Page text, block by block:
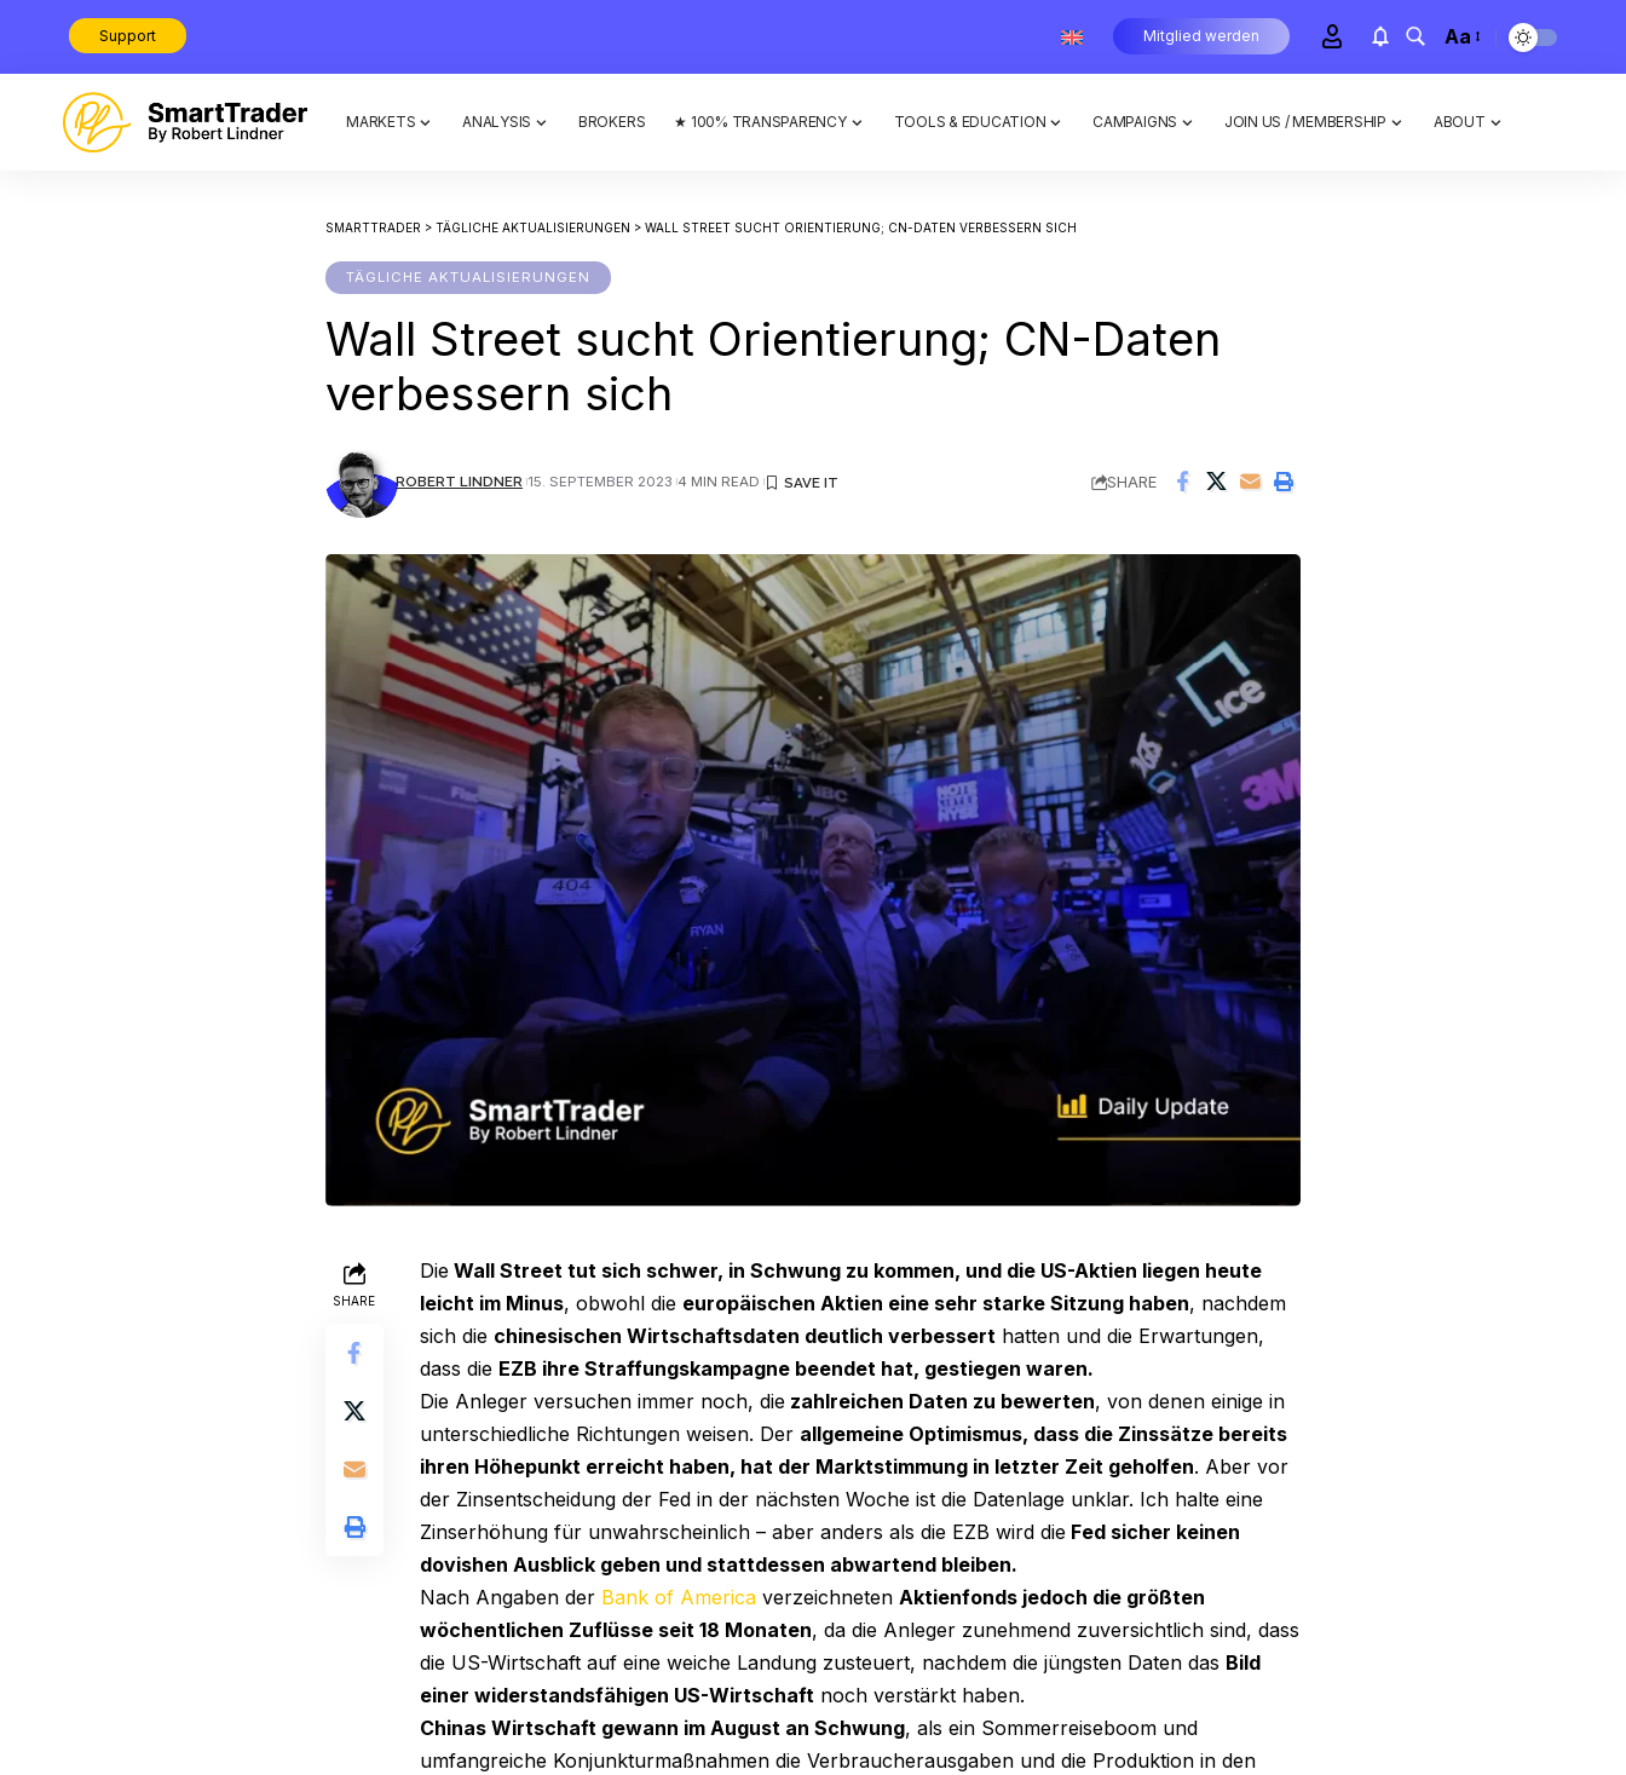
Support Mitglied werden Aa
MARKETS ANALYSIS BROKERS ★ 100% TRANSPARENCY TOOLS & EDUCATION CAMPAIGNS JOIN US / MEMBERSHIP ABOUT
SMARTTRADER > TÄGLICHE AKTUALISIERUNGEN > WALL STREET SUCHT ORIENTIERUNG; CN-DATEN VERBESSERN SICH
TÄGLICHE AKTUALISIERUNGEN
Wall Street sucht Orientierung; CN-Daten
verbessern sich
ROBERT LINDNER 15. SEPTEMBER 2023 4 MIN READ SHARE
SHARE
DieWall Street tut sich schwer, in Schwung zu kommen, und die US-Aktien liegen heute
leicht im Minus, obwohl die europäischen Aktien eine sehr starke Sitzung haben, nachdem
sich die chinesischen Wirtschaftsdaten deutlich verbessert hatten und die Erwartungen,
dass die EZB ihre Straffungskampagne beendet hat, gestiegen waren.
Die Anleger versuchen immer noch, diezahlreichen Daten zu bewerten, von denen einige in
unterschiedliche Richtungen weisen. Der allgemeine Optimismus, dass die Zinssätze bereits
ihren Höhepunkt erreicht haben, hat der Marktstimmung in letzter Zeit geholfen. Aber vor
der Zinsentscheidung der Fed in der nächsten Woche ist die Datenlage unklar. Ich halte eine
Zinserhöhung für unwahrscheinlich – aber anders als die EZB wird dieFed sicher keinen
dovishen Ausblick geben und stattdessen abwartend bleiben.
Nach Angaben der Bank of Americaverzeichneten Aktienfonds jedoch die größten
wöchentlichen Zuflüsse seit 18 Monaten, da die Anleger zunehmend zuversichtlich sind, dass
die US-Wirtschaft auf eine weiche Landung zusteuert, nachdem die jüngsten Daten das Bild
einer widerstandsfähigen US-Wirtschaft noch verstärkt haben.
Chinas Wirtschaft gewann im August an Schwung, als ein Sommerreiseboom und
umfangreiche Konjunkturmaßnahmen die Verbraucherausgaben und die Produktion in den